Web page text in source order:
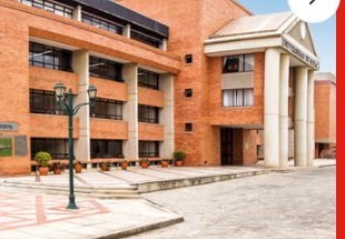
nuevas colecciones!
a viernes, de 9:00 a 1:00 y de 3:00 a 7:00
sábados de 10:00 de la mañana a 2:00 de
gratuita.
Tel.
608 7450000Ext. 20700Cel: